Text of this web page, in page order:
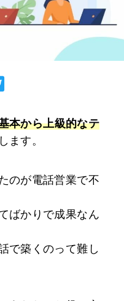
本から上級的なテ
ます。
のが電話営業で不
ばかりで成果なん
で築くのって難し